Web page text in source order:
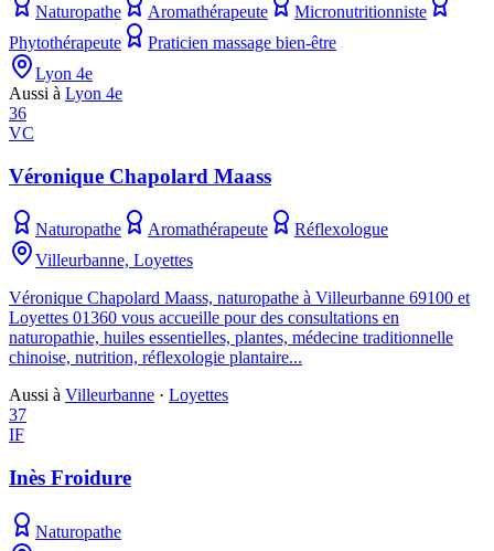
Naturopathe Aromathérapeute
Micronutritionniste
Phytothérapeute
Praticien massage bien-être
Lyon 4e
Aussi à Lyon 4e
36
VC
Véronique Chapolard Maass
Naturopathe Aromathérapeute
Réflexologue
Villeurbanne, Loyettes
Véronique Chapolard Maass, naturopathe à Villeurbanne 69100 et
Loyettes 01360 vous accueille pour des consultations en
naturopathie, huiles essentielles, plantes, médecine traditionnelle
chinoise, nutrition, réflexologie plantaire...
Aussi à Villeurbanne · Loyettes
37
IF
Inès Froidure
Naturopathe